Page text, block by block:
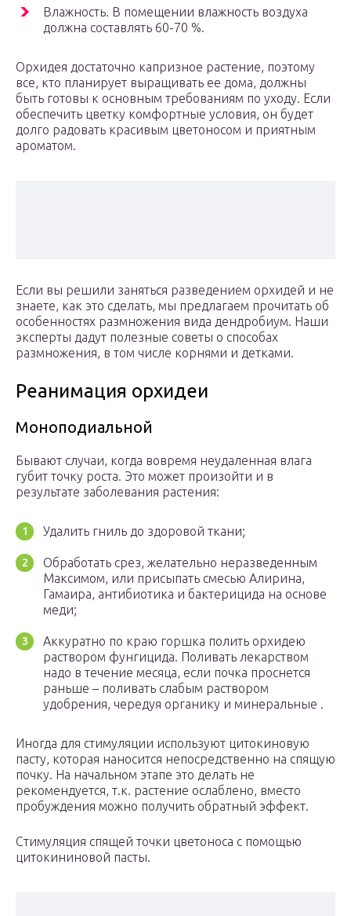
Влажность. В помещении влажность воздуха
должна составлять 60-70 %.
Орхидея достаточно капризное растение, поэтому
все, кто планирует выращивать ее дома, должны
быть готовы к основным требованиям по уходу. Если
обеспечить цветку комфортные условия, он будет
долго радовать красивым цветоносом и приятным
ароматом.
Если вы решили заняться разведением орхидей и не
знаете, как это сделать, мы предлагаем прочитать об
особенностях размножения вида дендробиум. Наши
эксперты дадут полезные советы о способах
размножения, в том числе корнями и детками.
Реанимация орхидеи
Моноподиальной
Бывают случаи, когда вовремя неудаленная влага
губит точку роста. Это может произойти и в
результате заболевания растения:
Удалить гниль до здоровой ткани;
Обработать срез, желательно неразведенным
Максимом, или присыпать смесью Алирина,
Гамаира, антибиотика и бактерицида на основе
меди;
Аккуратно по краю горшка полить орхидею
раствором фунгицида. Поливать лекарством
надо в течение месяца, если почка проснется
раньше – поливать слабым раствором
удобрения, чередуя органику и минеральные .
Иногда для стимуляции используют цитокиновую
пасту, которая наносится непосредственно на спящую
почку. На начальном этапе это делать не
рекомендуется, т.к. растение ослаблено, вместо
пробуждения можно получить обратный эффект.
Стимуляция спящей точки цветоноса с помощью
цитокининовой пасты.